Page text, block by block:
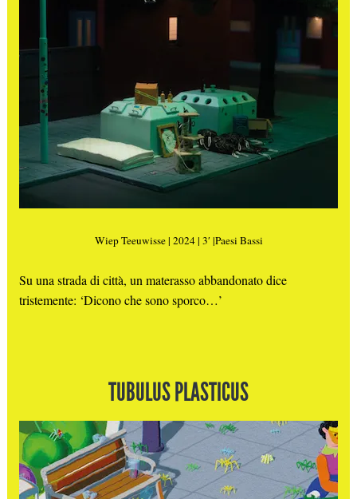
Wiep Teeuwisse | 2024 | 3′ |Paesi Bassi
Su una strada di città, un materasso abbandonato dice
tristemente: ‘Dicono che sono sporco…’
TUBULUS PLASTICUS